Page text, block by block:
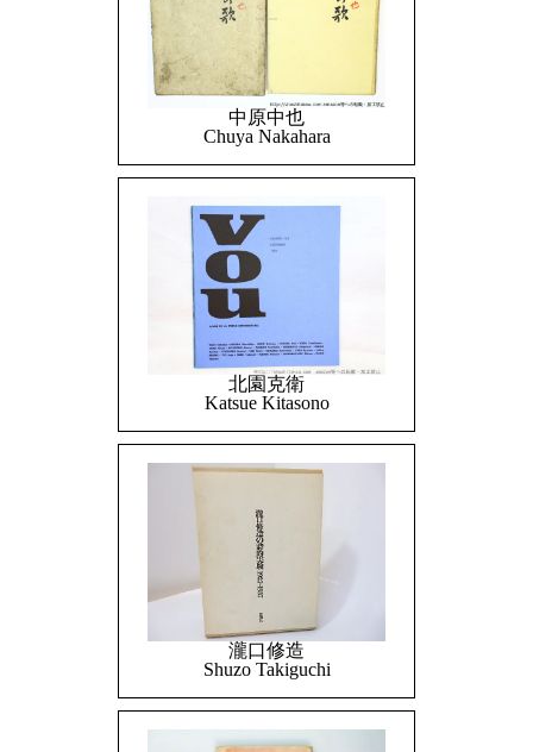
中原中也
Chuya Nakahara
北園克衛
Katsue Kitasono
瀧口修造
Shuzo Takiguchi